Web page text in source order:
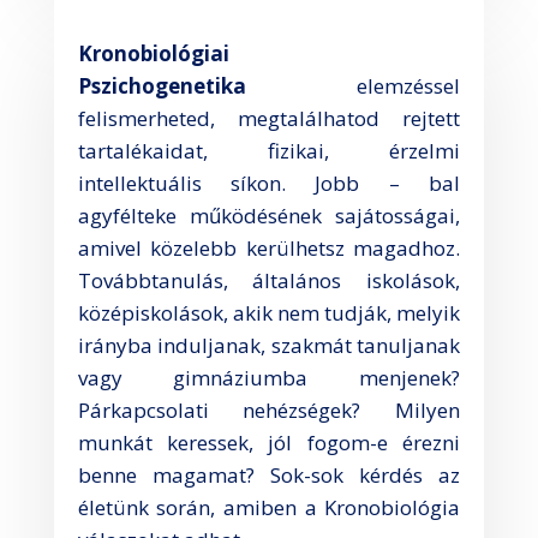
Kronobiológiai
Pszichogenetika elemzéssel
felismerheted, megtalálhatod rejtett
tartalékaidat, fizikai, érzelmi
intellektuális síkon. Jobb – bal
agyfélteke működésének sajátosságai,
amivel közelebb kerülhetsz magadhoz.
Továbbtanulás, általános iskolások,
középiskolások, akik nem tudják, melyik
irányba induljanak, szakmát tanuljanak
vagy gimnáziumba menjenek?
Párkapcsolati nehézségek? Milyen
munkát keressek, jól fogom-e érezni
benne magamat? Sok-sok kérdés az
életünk során, amiben a Kronobiológia